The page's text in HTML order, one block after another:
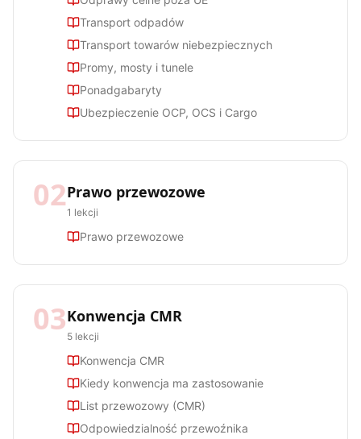
Transport odpadów
Transport towarów niebezpiecznych
Promy, mosty i tunele
Ponadgabaryty
Ubezpieczenie OCP, OCS i Cargo
02Prawo przewozowe
1 lekcji
Prawo przewozowe
03Konwencja CMR
5 lekcji
Konwencja CMR
Kiedy konwencja ma zastosowanie
List przewozowy (CMR)
Odpowiedzialność przewoźnika